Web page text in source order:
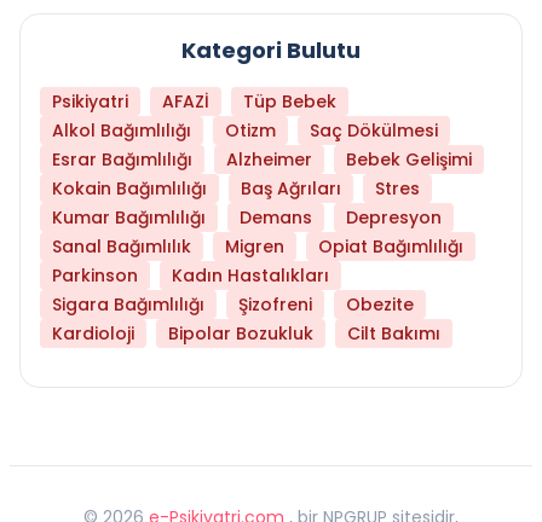
Kategori Bulutu
Psikiyatri AFAZİ
Tüp Bebek
Alkol Bağımlılığı
Otizm
Saç Dökülmesi
Esrar Bağımlılığı
Alzheimer
Bebek Gelişimi
Kokain Bağımlılığı
Baş Ağrıları
Stres
Kumar Bağımlılığı
Demans
Depresyon
Sanal Bağımlılık
Migren
Opiat Bağımlılığı
Parkinson
Kadın Hastalıkları
Sigara Bağımlılığı
Şizofreni
Obezite
Kardioloji
Bipolar Bozukluk Cilt Bakımı
© 2026 e-Psikiyatri.com , bir NPGRUP sitesidir,